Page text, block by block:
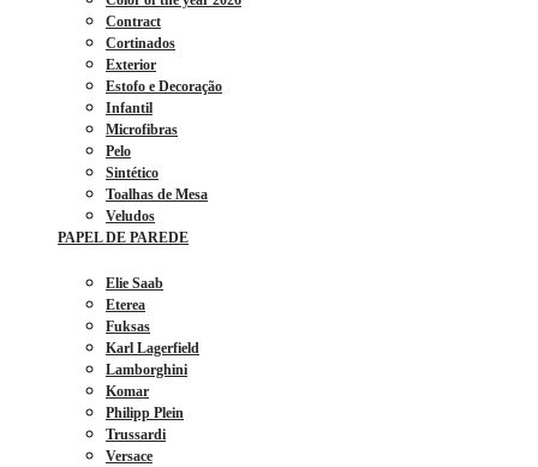
Contract
Cortinados
Exterior
Estofo e Decoração
Infantil
Microfibras
Pelo
Sintético
Toalhas de Mesa
Veludos
PAPEL DE PAREDE
Elie Saab
Eterea
Fuksas
Karl Lagerfield
Lamborghini
Komar
Philipp Plein
Trussardi
Versace